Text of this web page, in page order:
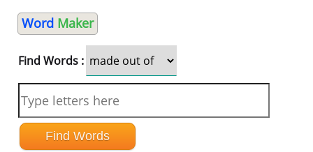
Word Maker
Find Words :